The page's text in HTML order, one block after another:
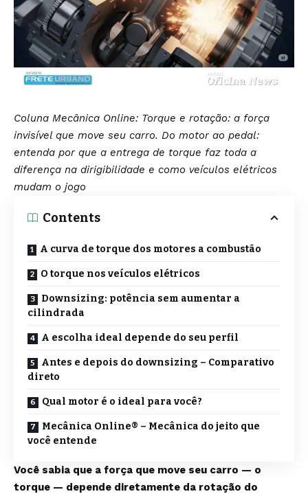
Coluna Mecânica Online: Torque e rotação: a força
invisível que move seu carro. Do motor ao pedal:
entenda por que a entrega de torque faz toda a
diferença na dirigibilidade e como veículos elétricos
mudam o jogo
Contents
A curva de torque dos motores a combustão
O torque nos veículos elétricos
Downsizing: potência sem aumentar a
cilindrada
A escolha ideal depende do seu perfil
Antes e depois do downsizing – Comparativo
direto
Qual motor é o ideal para você?
Mecânica Online® – Mecânica do jeito que
você entende
Você sabia que a força que move seu carro — o
torque — depende diretamente da rotação do